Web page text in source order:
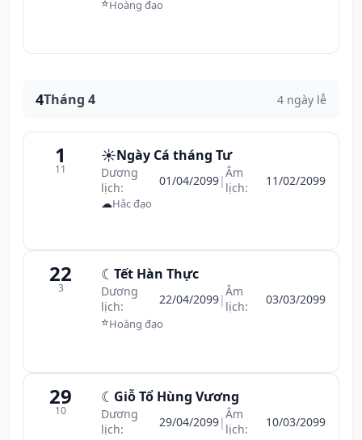
Hoàng đạo
4Tháng 4 4 ngày lễ
1
11
☀️Ngày Cá tháng Tư
Dương
lịch:
01/04/2099|Âm
lịch:
11/02/2099
☁Hắc đạo
22
3
☾ Tết Hàn Thực
Dương
lịch:
22/04/2099|Âm
lịch:
03/03/2099
⭐Hoàng đạo
29
10
☾ Giỗ Tổ Hùng Vương
Dương
lịch:
29/04/2099|Âm
lịch:
10/03/2099